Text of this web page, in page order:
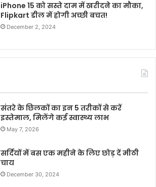
iPhone 15 को सस्ते दाम में खरीदने का मौका,
Flipkart डील में होगी अच्छी बचत!
December 2, 2024
संतरे के छिलकों का इन 5 तरीकों से करें
इस्तेमाल, मिलेंगे कई स्वास्थ्य लाभ
May 7, 2026
सर्दियों में बस एक महीने के लिए छोड़ दें मीठी
चाय
December 30, 2024